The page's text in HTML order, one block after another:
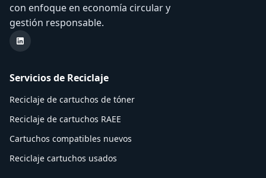
con enfoque en economía circular y
gestión responsable.
LinkedIn Reciink
Servicios de Reciclaje
Reciclaje de cartuchos de tóner
Reciclaje de cartuchos RAEE
Cartuchos compatibles nuevos
Reciclaje cartuchos usados